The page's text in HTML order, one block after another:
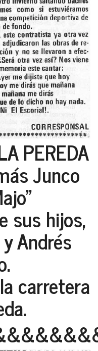
PEREDA
Junco
sus hijos,
Andrés
carretera